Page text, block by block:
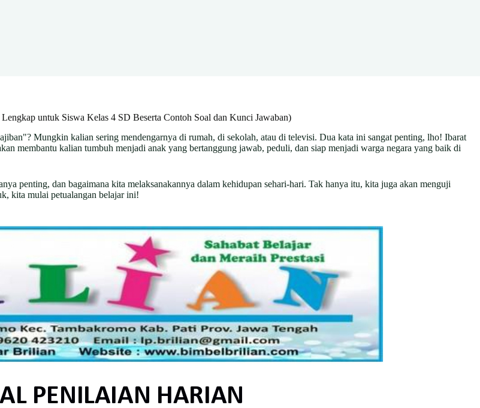
untuk Siswa Kelas 4 SD Beserta Contoh Soal dan Kunci Jawaban)
Mungkin kalian sering mendengarnya di rumah, di sekolah, atau di televisi. Dua kata ini sangat penting, lho! Ibarat
membantu kalian tumbuh menjadi anak yang bertanggung jawab, peduli, dan siap menjadi warga negara yang baik di
penting, dan bagaimana kita melaksanakannya dalam kehidupan sehari-hari. Tak hanya itu, kita juga akan menguji
kita mulai petualangan belajar ini!